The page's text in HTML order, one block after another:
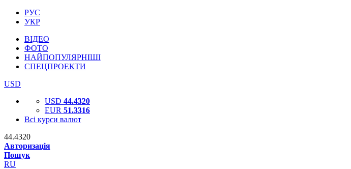
РУС
УКР
ВІДЕО
ФОТО
НАЙПОПУЛЯРНІШІ
СПЕЦПРОЕКТИ
USD
USD 44.4320
EUR 51.3316
Всі курси валют
44.4320
Авторизація
Пошук
RU